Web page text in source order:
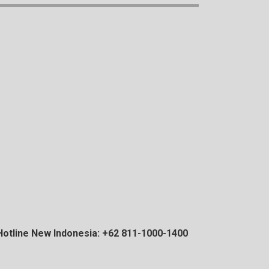
New Indonesia: +62 811-1000-1400